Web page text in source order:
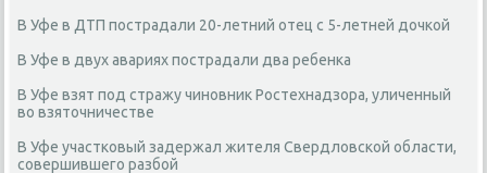
В Уфе в ДТП пострадали 20-летний отец с 5-летней дочкой
В Уфе в двух авариях пострадали два ребенка
В Уфе взят под стражу чиновник Ростехнадзора, уличенный
во взяточничестве
В Уфе участковый задержал жителя Свердловской области,
совершившего разбой